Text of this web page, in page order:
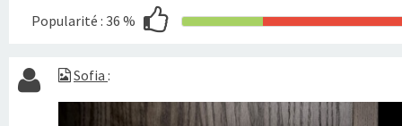
Popularité : 36 %
Sofia :